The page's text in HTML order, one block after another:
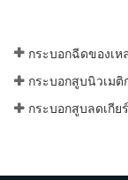
กระบอกสูบลดเกีย